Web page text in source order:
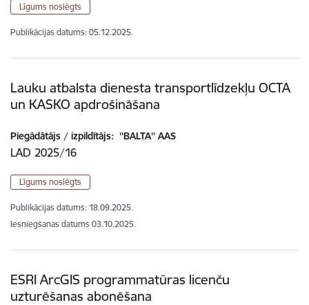
Līgums noslēgts
Publikācijas datums: 05.12.2025.
Lauku atbalsta dienesta transportlīdzekļu OCTA
un KASKO apdrošināšana
Piegādātājs / izpildītājs: ''BALTA'' AAS
LAD 2025/16
Līgums noslēgts
Publikācijas datums: 18.09.2025.
Iesniegšanas datums 03.10.2025.
ESRI ArcGIS programmatūras licenču
uzturēšanas abonēšana